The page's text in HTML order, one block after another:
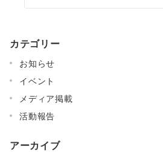
カテゴリー
お知らせ
イベント
メディア掲載
活動報告
アーカイブ